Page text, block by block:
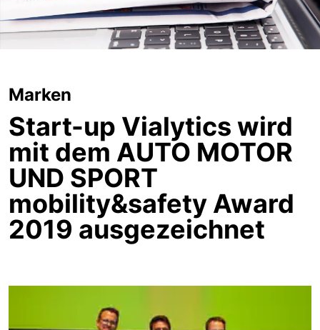
Marken
Start-up Vialytics wird
mit dem AUTO MOTOR
UND SPORT
mobility&safety Award
2019 ausgezeichnet